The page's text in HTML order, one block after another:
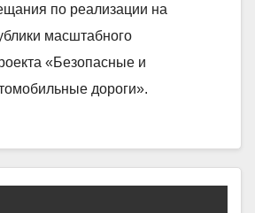
по реализации на
масштабного
«Безопасные и
дороги».